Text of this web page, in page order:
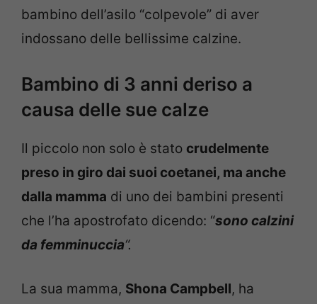
bambino dell’asilo “colpevole” di aver
indossano delle bellissime calzine.
Bambino di 3 anni deriso a
causa delle sue calze
Il piccolo non solo è stato crudelmente
preso in giro dai suoi coetanei, ma anche
dalla mamma di uno dei bambini presenti
che l’ha apostrofato dicendo: “sono calzini
da femminuccia“.
La sua mamma, Shona Campbell, ha